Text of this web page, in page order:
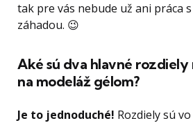
tak pre vás nebude už ani práca
záhadou. 😉
Aké sú dva hlavné rozdiely
na modeláž gélom?
Je to jednoduché! Rozdiely sú